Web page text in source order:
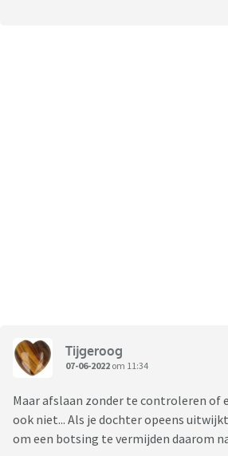
Tijgeroog
07-06-2022 om 11:34
Maar afslaan zonder te controleren of
ook niet... Als je dochter opeens
om een botsing te vermijden daarom